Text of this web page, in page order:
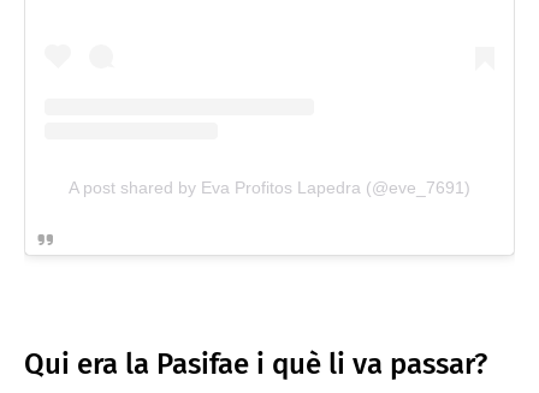
A post shared by Eva Profitos Lapedra (@eve_7691)
Qui era la Pasifae i què li va passar?